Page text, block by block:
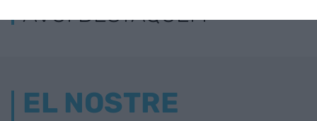
AVUI DESTAQUEM
EL NOSTRE